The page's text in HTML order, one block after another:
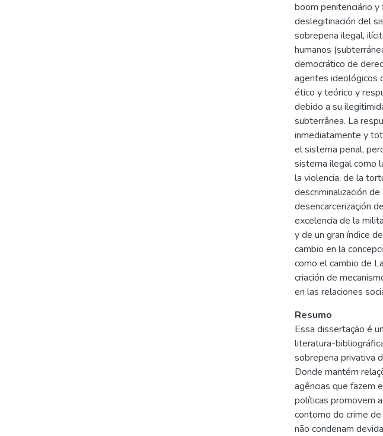
boom penitenciário
deslegitinación del
sobrepena ilegal,
humanos
democrático de
agentes ideológicos
ético y teórico y
debido a su
subterrânea. La
inmediatamente y
el sistema penal,
sistema ilegal como
la violencia, de la
descriminalización
desencarcerizaçión
excelencia de la
y de un gran índice
cambio en la
como el cambio de
criación de
en las relaciones
Resumo
Essa dissertação é
literatura-
sobrepena privativa
Donde mantém
agências que fazem
políticas promovem
contorno do crime
não condenam